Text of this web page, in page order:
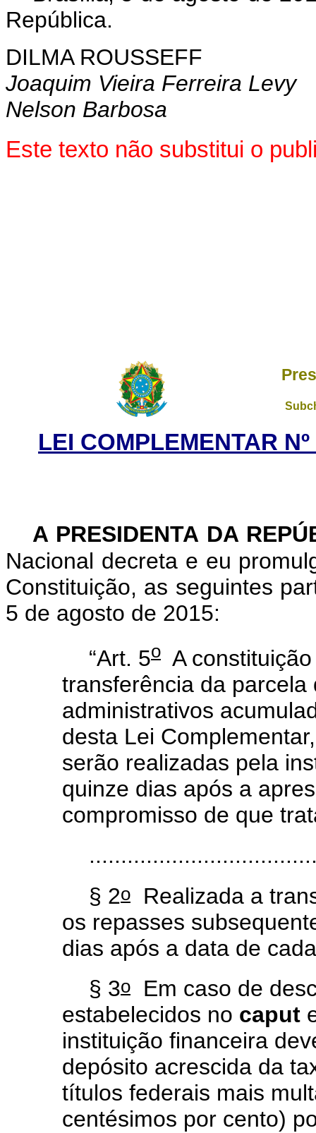
República.
DILMA ROUSSEFF
Joaquim Vieira Ferreira Levy
Nelson Barbosa
Este texto não substitui o
LEI COMPLEMENTAR
A PRESIDENTA DA
Nacional decreta e eu
Constituição, as seguintes
5 de agosto de 2015:
“Art. 5o A
transferência da
administrativos
desta Lei
serão realizadas pela
quinze dias após a
compromisso de que
§ 2o Realizada a
os repasses
dias após a data de
§ 3o Em caso de
estabelecidos no caput
instituição financeira
depósito acrescida da
títulos federais mais
centésimos por cento)